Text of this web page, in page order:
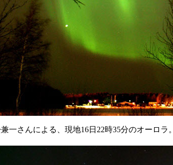
一さんによる、現地16日22時35分のオーロラ。